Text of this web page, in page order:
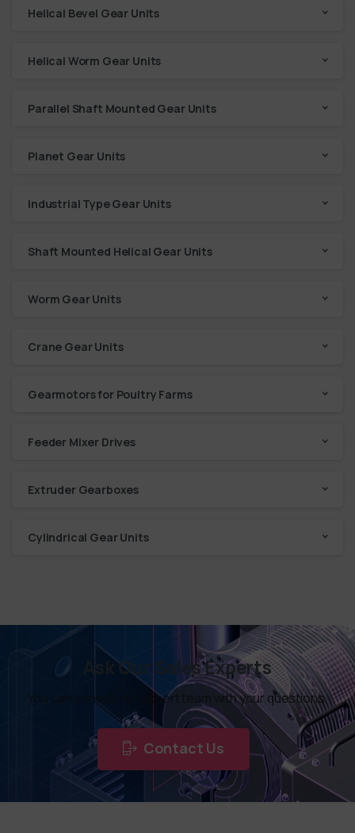
Helical Bevel Gear Units
Helical Worm Gear Units
Parallel Shaft Mounted Gear Units
Planet Gear Units
Industrial Type Gear Units
Shaft Mounted Helical Gear Units
Worm Gear Units
Crane Gear Units
Gearmotors for Poultry Farms
Feeder Mixer Drives
Extruder Gearboxes
Cylindrical Gear Units
Ask Our Sales Experts
You can consult our expert team with your questions.
Contact Us